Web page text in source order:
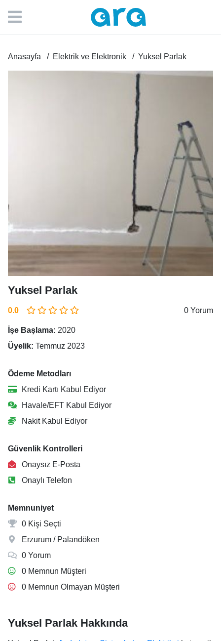
Anasayfa Elektrik ve Elektronik Yuksel Parlak
Yuksel Parlak
0.0 0 Yorum
İşe Başlama: 2020
Üyelik: Temmuz 2023
Ödeme Metodları
Kredi Kartı Kabul Ediyor
Havale/EFT Kabul Ediyor
Nakit Kabul Ediyor
Güvenlik Kontrolleri
Onaysız E-Posta
Onaylı Telefon
Memnuniyet
0 Kişi Seçti
Erzurum / Palandöken
0 Yorum
0 Memnun Müşteri
0 Memnun Olmayan Müşteri
Yuksel Parlak Hakkında